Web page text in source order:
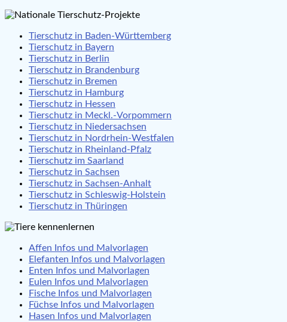
Tierschutz in Baden-Württemberg
Tierschutz in Bayern
Tierschutz in Berlin
Tierschutz in Brandenburg
Tierschutz in Bremen
Tierschutz in Hamburg
Tierschutz in Hessen
Tierschutz in Meckl.-Vorpommern
Tierschutz in Niedersachsen
Tierschutz in Nordrhein-Westfalen
Tierschutz in Rheinland-Pfalz
Tierschutz im Saarland
Tierschutz in Sachsen
Tierschutz in Sachsen-Anhalt
Tierschutz in Schleswig-Holstein
Tierschutz in Thüringen
Affen Infos und Malvorlagen
Elefanten Infos und Malvorlagen
Enten Infos und Malvorlagen
Eulen Infos und Malvorlagen
Fische Infos und Malvorlagen
Füchse Infos und Malvorlagen
Hasen Infos und Malvorlagen